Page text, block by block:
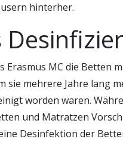
hinterher.
Erasmus MC die Betten
sie mehrere Jahre lang
worden waren.
und Matratzen
Desinfektion der